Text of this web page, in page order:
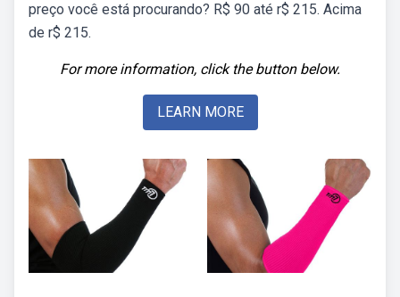
preço você está procurando? R$ 90 até r$ 215. Acima
de r$ 215.
For more information, click the button below.
LEARN MORE